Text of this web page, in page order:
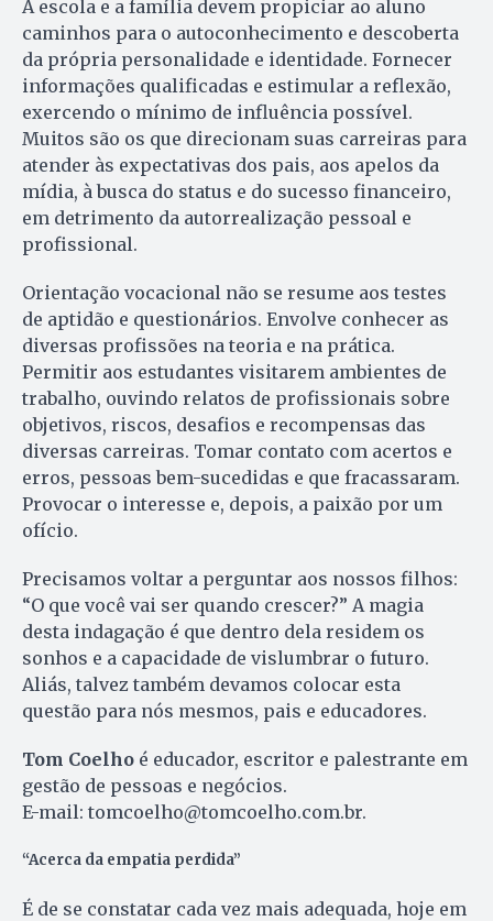
A escola e a família devem propiciar ao aluno
caminhos para o autoconhecimento e descoberta
da própria personalidade e identidade. Fornecer
informações qualificadas e estimular a reflexão,
exercendo o mínimo de influência possível.
Muitos são os que direcionam suas carreiras para
atender às expectativas dos pais, aos apelos da
mídia, à busca do status e do sucesso financeiro,
em detrimento da autorrealização pessoal e
profissional.
Orientação vocacional não se resume aos testes
de aptidão e questionários. Envolve conhecer as
diversas profissões na teoria e na prática.
Permitir aos estudantes visitarem ambientes de
trabalho, ouvindo relatos de profissionais sobre
objetivos, riscos, desafios e recompensas das
diversas carreiras. Tomar contato com acertos e
erros, pessoas bem-sucedidas e que fracassaram.
Provocar o interesse e, depois, a paixão por um
ofício.
Precisamos voltar a perguntar aos nossos filhos:
“O que você vai ser quando crescer?” A magia
desta indagação é que dentro dela residem os
sonhos e a capacidade de vislumbrar o futuro.
Aliás, talvez também devamos colocar esta
questão para nós mesmos, pais e educadores.
Tom Coelho é educador, escritor e palestrante em
gestão de pessoas e negócios.
E-mail: tomcoelho@tomcoelho.com.br.
“Acerca da empatia perdida”
É de se constatar cada vez mais adequada, hoje em